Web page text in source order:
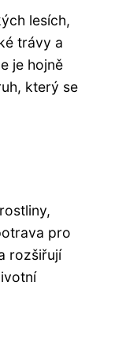
lesích,
trávy a
je hojně
který se
pro
rozšiřují